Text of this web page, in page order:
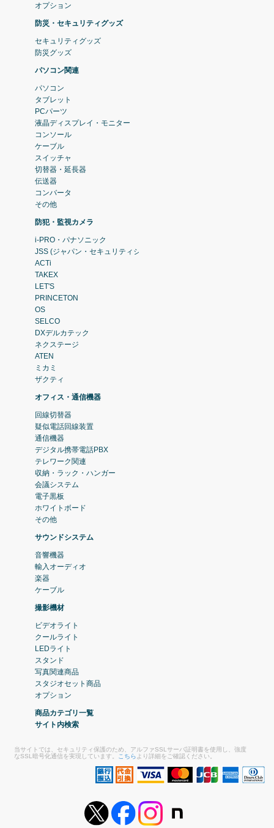
オプション
防災・セキュリティグッズ
セキュリティグッズ
防災グッズ
パソコン関連
パソコン
タブレット
PCパーツ
液晶ディスプレイ・モニター
コンソール
ケーブル
スイッチャ
切替器・延長器
伝送器
コンバータ
その他
防犯・監視カメラ
i-PRO・パナソニック
JSS (ジャパン・セキュリティシステム)
ACTi
TAKEX
LET'S
PRINCETON
OS
SELCO
DXデルカテック
ネクステージ
ATEN
ミカミ
ザクティ
オフィス・通信機器
回線切替器
疑似電話回線装置
通信機器
デジタル携帯電話PBX
テレワーク関連
収納・ラック・ハンガー
会議システム
電子黒板
ホワイトボード
その他
サウンドシステム
音響機器
輸入オーディオ
楽器
ケーブル
撮影機材
ビデオライト
クールライト
LEDライト
スタンド
写真関連商品
スタジオセット商品
オプション
商品カテゴリ一覧
サイト内検索
当サイトでは、セキュリティ保護のため、アルファSSLサーバ証明書を使用し、強度
なSSL暗号化通信を実現しています。
こちら より詳細をご確認ください。